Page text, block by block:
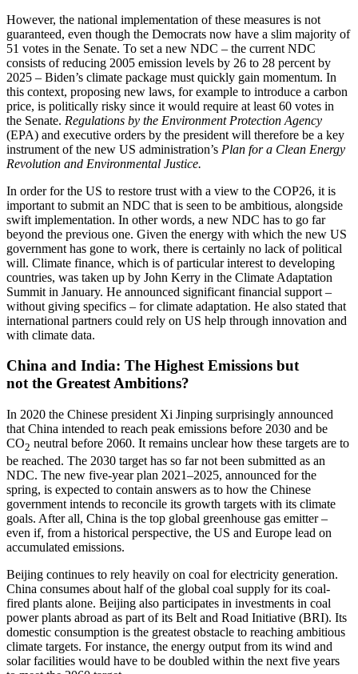
However, the national implementation of these measures is not
guaranteed, even though the Democrats now have a slim majority of
51 votes in the Senate. To set a new NDC – the current NDC
consists of reducing 2005 emission levels by 26 to 28 percent by
2025 – Biden’s climate package must quickly gain momentum. In
this context, proposing new laws, for example to introduce a carbon
price, is politically risky since it would require at least 60 votes in
the Senate. Regulations by the Environment Protection Agency
(EPA) and executive orders by the president will therefore be a key
instrument of the new US administration’s Plan for a Clean Energy
Revolution and Environ­mental Justice.
In order for the US to restore trust with a view to the COP26, it is
important to submit an NDC that is seen to be ambitious, along­side
swift implementation. In other words, a new NDC has to go far
beyond the pre­vious one. Given the energy with which the new US
government has gone to work, there is certainly no lack of political
will. Cli­mate finance, which is of particular interest to developing
countries, was taken up by John Kerry in the Climate Adaptation
Summit in January. He announced signifi­cant financial support –
without giving specifics – for climate adaptation. He also stated that
international partners could rely on US help through innovation and
with climate data.
China and India: The Highest Emissions but
not the Greatest Ambitions?
In 2020 the Chinese president Xi Jinping surprisingly announced
that China in­tended to reach peak emissions before 2030 and be
CO2 neutral before 2060. It remains unclear how these targets are to
be reached. The 2030 target has so far not been sub­mitted as an
NDC. The new five-year plan 2021–2025, announced for the
spring, is expected to contain answers as to how the Chinese
government intends to reconcile its growth targets with its climate
goals. After all, China is the top global greenhouse gas emitter –
even if, from a historical per­spective, the US and Europe lead on
accu­mulated emissions.
Beijing continues to rely heavily on coal for electricity generation.
China consumes about half of the global coal supply for its coal-
fired plants alone. Beijing also partici­pates in investments in coal
power plants abroad as part of its Belt and Road Initiative (BRI). Its
domestic consumption is the greatest obstacle to reaching ambitious
cli­mate targets. For instance, the energy out­put from its wind and
solar facilities would have to be doubled within the next five years